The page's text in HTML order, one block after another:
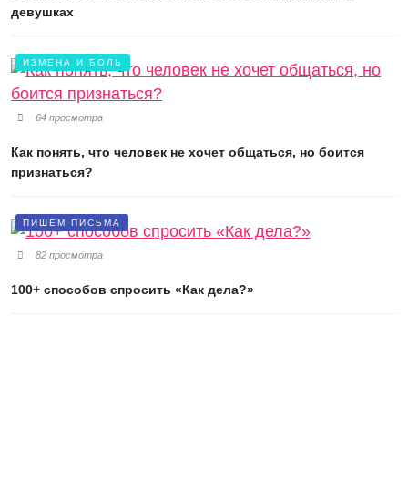
девушках
ИЗМЕНА И БОЛЬ
64 просмотра
Как понять, что человек не хочет общаться, но боится
признаться?
ПИШЕМ ПИСЬМА
82 просмотра
100+ способов спросить «Как дела?»